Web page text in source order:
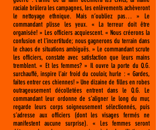
raciale brûlera les campagnes, les enlèvements achèveront
le nettoyage ethnique. Mais n’oubliez pas… » Le
commandant plisse les yeux. « La terreur doit être
organisée! » Les officiers acquiescent. « Nous créerons la
confusion et l’incertitude; nous gagnerons du terrain dans
le chaos de situations ambiguës. » Le commandant scrute
les officiers, constate avec satisfaction que leurs mains
tremblent. « Et les femmes? » Il ouvre la porte du Q.G.
surchauffé, inspire l’air froid du couloir, hurle : « Gardes,
faites entrer ces chiennes! » Une dizaine de filles en robes
outrageusement décolletées entrent dans le Q.G. Le
commandant leur ordonne de s’aligner le long du mur,
regarde leurs corps soigneusement sélectionnés, puis
s’adresse aux officiers (dont les visages fermés ne
manifestent aucune surprise). « Les femmes seront